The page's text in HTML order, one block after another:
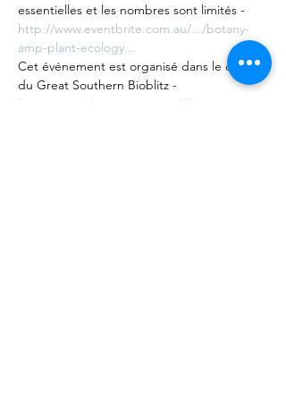
essentielles et les nombres sont limités -
http://www.eventbrite.com.au/.../botany-
amp-plant-ecology...
Cet événement est organisé dans le cadre
du Great Southern Bioblitz -
https://tinyurl.com/NTWSBioblitz22